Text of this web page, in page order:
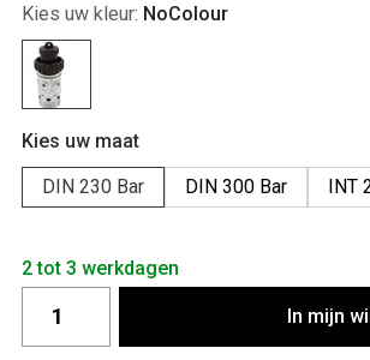
Kies uw kleur: NoColour
Kies uw maat
DIN 230 Bar
DIN 300 Bar INT
2 tot 3 werkdagen
In mijn